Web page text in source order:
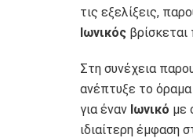
τις εξελίξεις,
Ιωνικός
Στη συνέχεια
ανέπτυξε το όραμα
για έναν Ιωνικό με
ιδιαίτερη έμφαση